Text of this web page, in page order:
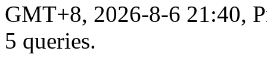
GMT+8, 2026-8-6 21:40,
5 queries.